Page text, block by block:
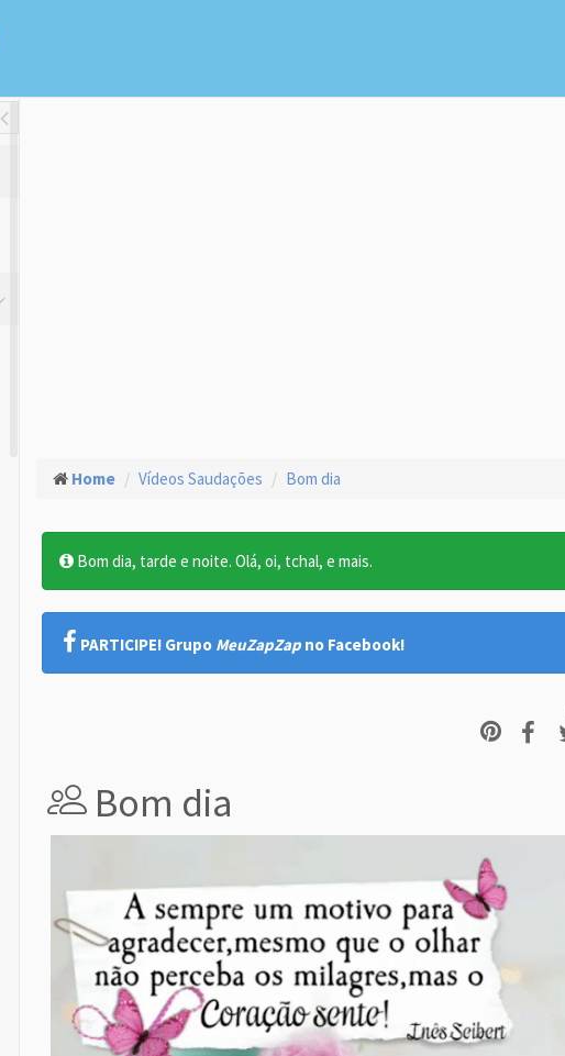
Toggle Fullwidth
Home Vídeos Saudações Bom dia
Bom dia, tarde e noite. Olá, oi, tchal, e mais.
PARTICIPE! Grupo MeuZapZap no Facebook!
Bom dia